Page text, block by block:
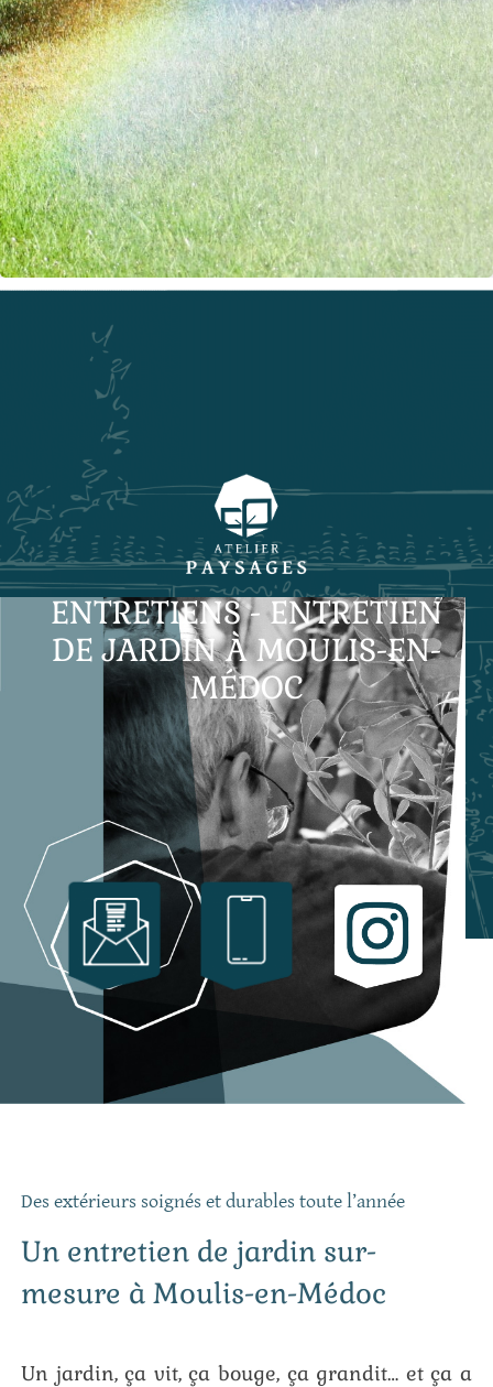
ENTRETIENS - ENTRETIEN
DE JARDIN À MOULIS-EN-
MÉDOC
Des extérieurs soignés et durables toute l’année
Un entretien de jardin sur-
mesure à Moulis-en-Médoc
Un jardin, ça vit, ça bouge, ça grandit… et ça a